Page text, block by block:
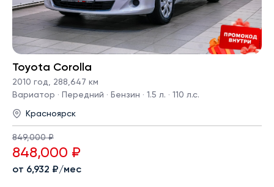
Toyota Corolla
2010 год
288,647 км
Вариатор · Передний · Бензин · 1.5 л. · 110 л.с.
Красноярск
849,000 ₽
848,000 ₽
от 6,932 ₽/мес